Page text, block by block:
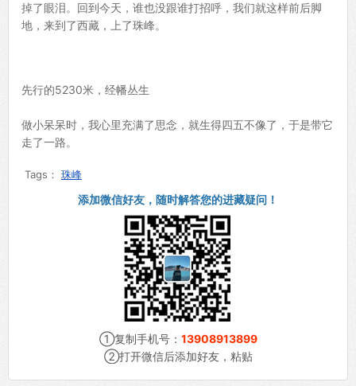
掉了眼泪。回到今天，谁也没跟谁打招呼，我们就这样前后脚
地，来到了西藏，上了珠峰。
先行的5230米，经幡丛生
做小呆呆时，我心里充满了思念，就生得四五不像了，于是带它
走了一路。
Tags： 珠峰
添加微信好友，随时解答您的进藏疑问！
①复制手机号： 13908913899
②打开微信后添加好友，粘贴